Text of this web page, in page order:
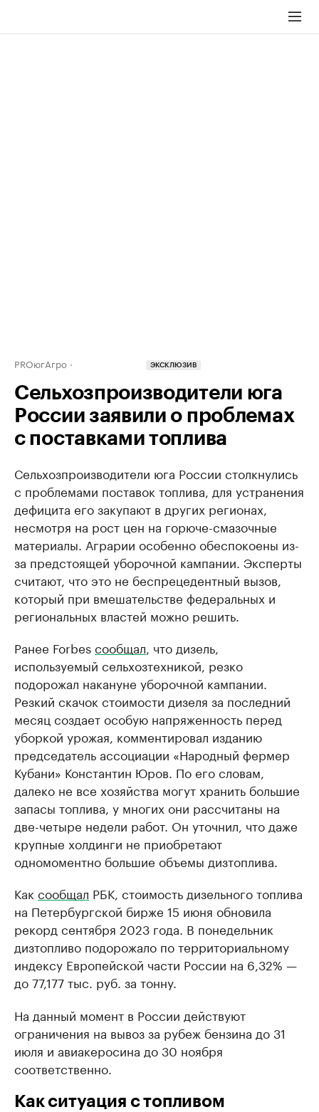
PROюгАгро ЭКСКЛЮЗИВ
Сельхозпроизводители юга
России заявили о проблемах
с поставками топлива
Сельхозпроизводители юга России столкнулись
с проблемами поставок топлива, для устранения
дефицита его закупают в других регионах,
несмотря на рост цен на горюче-смазочные
материалы. Аграрии особенно обеспокоены из-
за предстоящей уборочной кампании. Эксперты
считают, что это не беспрецедентный вызов,
который при вмешательстве федеральных и
региональных властей можно решить.
Ранее Forbesсообщал , что дизель,
используемый сельхозтехникой, резко
подорожал накануне уборочной кампании.
Резкий скачок стоимости дизеля за последний
месяц создает особую напряженность перед
уборкой урожая, комментировал изданию
председатель ассоциации «Народный фермер
Кубани» Константин Юров. По его словам,
далеко не все хозяйства могут хранить большие
запасы топлива, у многих они рассчитаны на
две-четыре недели работ. Он уточнил, что даже
крупные холдинги не приобретают
одномоментно большие объемы дизтоплива.
Как сообщал РБК, стоимость дизельного топлива
на Петербургской бирже 15 июня обновила
рекорд сентября 2023 года. В понедельник
дизтопливо подорожало по территориальному
индексу Европейской части России на 6,32% —
до 77,177 тыс. руб. за тонну.
На данный момент в России действуют
ограничения на вывоз за рубеж бензина до 31
июля и авиакеросина до 30 ноября
соответственно.
Как ситуация с топливом